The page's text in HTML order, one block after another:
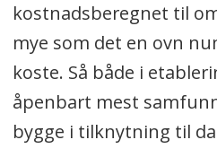
kostnadsberegnet til
mye som det en ovn
koste. Så både i
åpenbart mest
bygge i tilknytning til